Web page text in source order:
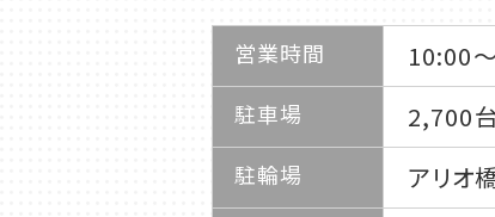
営業時間 10:00
駐車場 2,700
駐輪場 アリオ